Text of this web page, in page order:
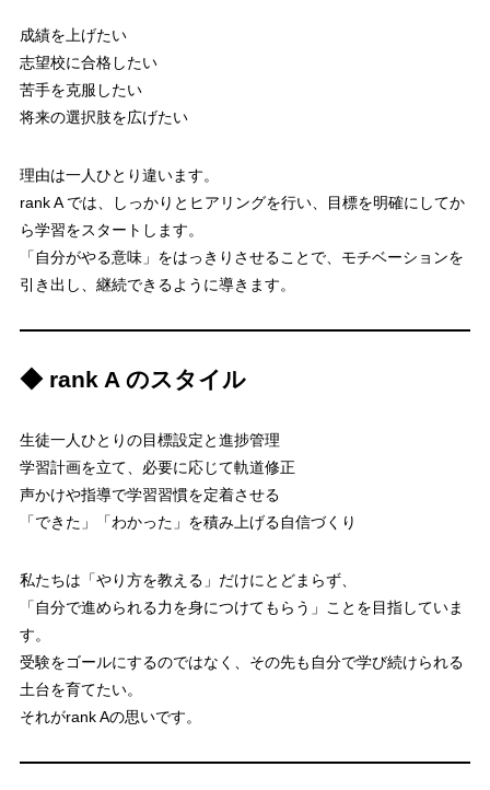
成績を上げたい
志望校に合格したい
苦手を克服したい
将来の選択肢を広げたい
理由は一人ひとり違います。
rank A では、しっかりとヒアリングを行い、目標を明確にしてか
ら学習をスタートします。
「自分がやる意味」をはっきりさせることで、モチベーションを
引き出し、継続できるように導きます。
◆ rank A のスタイル
生徒一人ひとりの目標設定と進捗管理
学習計画を立て、必要に応じて軌道修正
声かけや指導で学習習慣を定着させる
「できた」「わかった」を積み上げる自信づくり
私たちは「やり方を教える」だけにとどまらず、
「自分で進められる力を身につけてもらう」ことを目指していま
す。
受験をゴールにするのではなく、その先も自分で学び続けられる
土台を育てたい。
それがrank Aの思いです。